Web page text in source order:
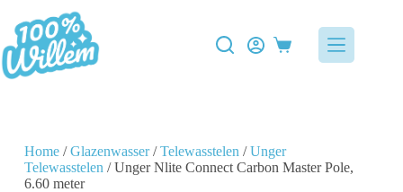
Home/Glazenwasser/Telewasstelen /Unger
Telewasstelen / Unger Nlite Connect Carbon Master Pole,
6.60 meter